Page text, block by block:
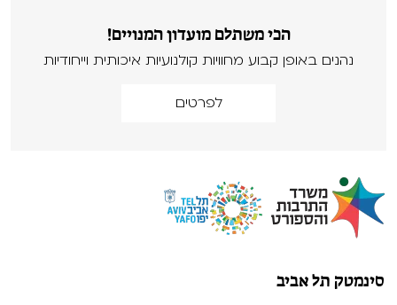
הכי משתלם מועדון המנויים!
נהנים באופן קבוע מחוויות קולנועיות איכותית וייחודיות
לפרטים
סינמטק תל אביב